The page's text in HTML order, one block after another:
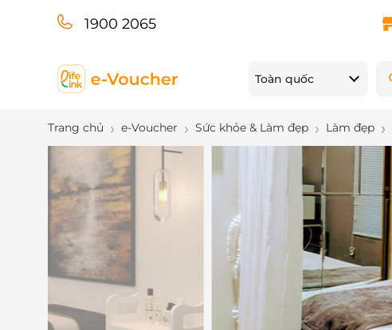
1900 2065
Toàn quốc
Trang chủ e-Voucher Sức khỏe & Làm đẹp Làm đẹp